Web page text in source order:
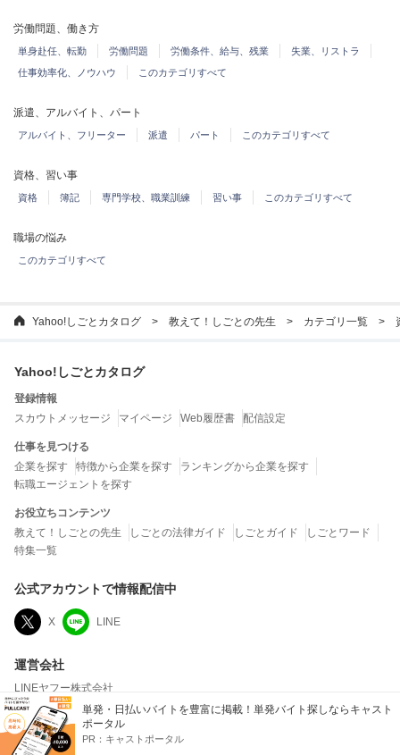
労働問題、働き方
単身赴任、転勤 労働問題 労働条件、給与、残業
失業、リストラ
仕事効率化、ノウハウ
このカテゴリすべて
派遣、アルバイト、パート
アルバイト、フリーター 派遣 パート このカテゴリすべて
資格、習い事
資格 簿記 専門学校、職業訓練 習い事 このカテゴリすべて
職場の悩み
このカテゴリすべて
Yahoo!しごとカタログ 教えて！しごとの先生 カテゴリ一覧
単発・日払いバイトを豊富に掲載！単発バイト探しならキャスト
ポータル
PR： キャストポータル
Yahoo!しごとカタログ
登録情報
スカウトメッセージ
マイページ Web履歴書 配信設定
仕事を見つける
企業を探す
特徴から企業を探す
ランキングから企業を探す
転職エージェントを探す
お役立ちコンテンツ
教えて！しごとの先生
しごとの法律ガイド しごとガイド
しごとワード
特集一覧
公式アカウントで情報配信中
X LINE
運営会社
LINEヤフー株式会社
当社は、クチコミの内容およびこれを利用した結果について、何ら保証するもので
はなく、一切の責任を負いません。